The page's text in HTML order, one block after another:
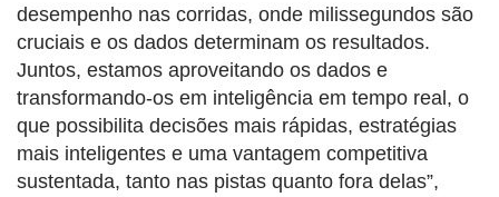
desempenho nas corridas, onde milissegundos são
cruciais e os dados determinam os resultados.
Juntos, estamos aproveitando os dados e
transformando-os em inteligência em tempo real, o
que possibilita decisões mais rápidas, estratégias
mais inteligentes e uma vantagem competitiva
sustentada, tanto nas pistas quanto fora delas”,